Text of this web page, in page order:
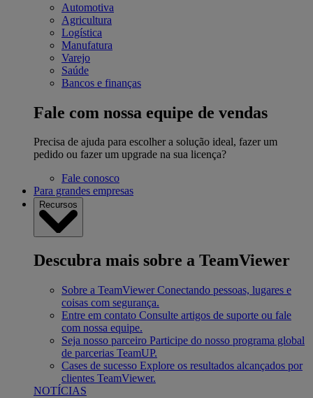
Automotiva
Agricultura
Logística
Manufatura
Varejo
Saúde
Bancos e finanças
Fale com nossa equipe de vendas
Precisa de ajuda para escolher a solução ideal, fazer um
pedido ou fazer um upgrade na sua licença?
Fale conosco
Para grandes empresas
Recursos
Descubra mais sobre a TeamViewer
Sobre a TeamViewer Conectando pessoas, lugares e
coisas com segurança.
Entre em contato Consulte artigos de suporte ou fale
com nossa equipe.
Seja nosso parceiro Participe do nosso programa global
de parcerias TeamUP.
Cases de sucesso Explore os resultados alcançados por
clientes TeamViewer.
NOTÍCIAS